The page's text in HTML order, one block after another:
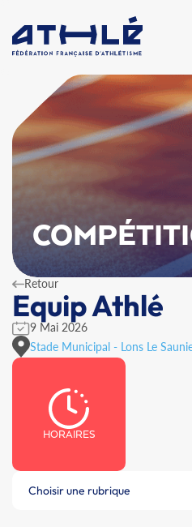
Retour
Equip Athlé
9 Mai 2026
Stade Municipal - Lons Le
HORAIRES
Choisir une rubrique